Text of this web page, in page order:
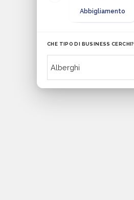
Abbigliamento
CHE TIPO DI BUSINESS CERCHI?